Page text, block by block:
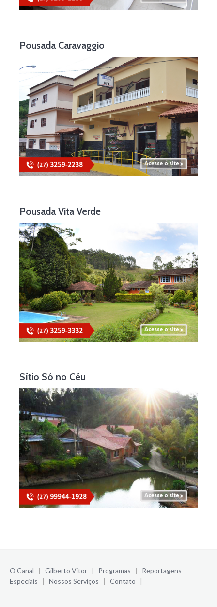
Pousada Caravaggio
Pousada Vita Verde
Sítio Só no Céu
O Canal | Gilberto Vitor | Programas | Reportagens
Especiais | Nossos Serviços | Contato |